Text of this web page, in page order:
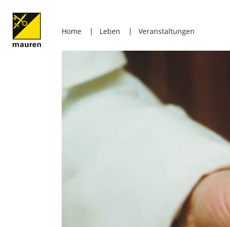
Home Leben Veranstaltungen